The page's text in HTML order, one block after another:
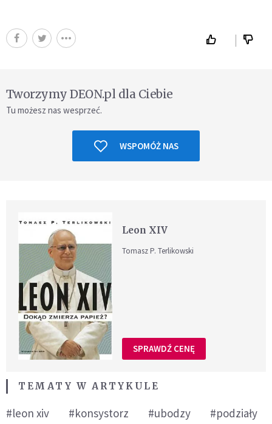
Tworzymy DEON.pl dla Ciebie
Tu możesz nas wesprzeć.
WSPOMÓŻ NAS
Leon XIV
Tomasz P. Terlikowski
SPRAWDŹ CENĘ
TEMATY W ARTYKULE
#leon xiv #konsystorz #ubodzy
#podziały